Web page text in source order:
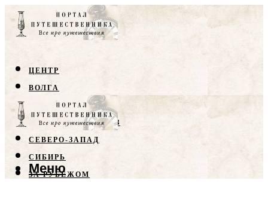
ЦЕНТР
ВОЛГА
КРЫМ
СЕВЕРНЫЙ КАВКАЗ
СЕВЕРО-ЗАПАД
СИБИРЬ
ЗА РУБЕЖОМ
Меню